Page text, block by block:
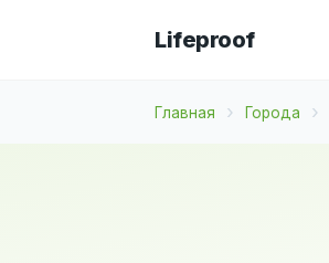
Lifeproof
Главная Города